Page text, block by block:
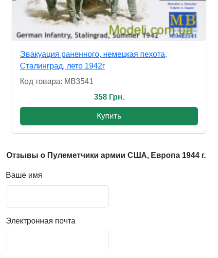
Эвакуация раненного, немецкая пехота,
Сталинград, лето 1942г
Код товара: MB3541
358 Грн.
Купить
Отзывы о Пулеметчики армии США, Европа 1944 г.
Ваше имя
Электронная почта